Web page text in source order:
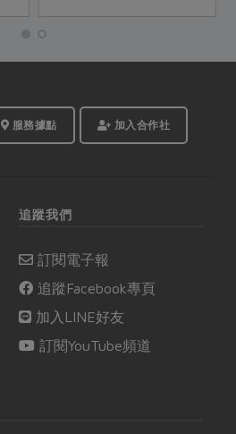
服務據點 加入合作社
追蹤我們
訂閱電子報
追蹤Facebook專頁
加入LINE好友
訂閱YouTube頻道